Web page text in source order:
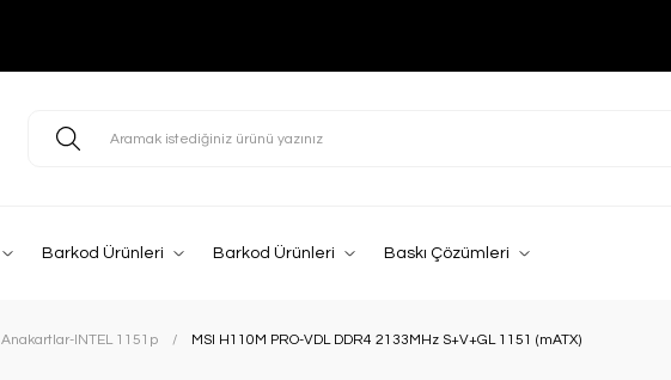
Barkod Ürünleri Barkod Ürünleri Baskı Çözümleri
Anakartlar-INTEL 1151p MSI H110M PRO-VDL DDR4 2133MHz S+V+GL 1151 (mATX)